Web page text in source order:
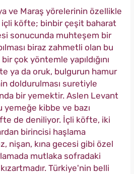
ve Maraş yörelerinin özellikle
köfte; binbir çeşit baharat
sonucunda muhteşem bir
biraz zahmetli olan bu
çok yöntemle yapıldığını
ya da oruk, bulgurun hamur
doldurulması suretiyle
bir yemektir. Aslen Levant
yemeğe kibbe ve bazı
de deniliyor. İçli köfte, iki
birincisi haşlama
nişan, kına gecesi gibi özel
mutlaka sofradaki
Türkiye'nin belli